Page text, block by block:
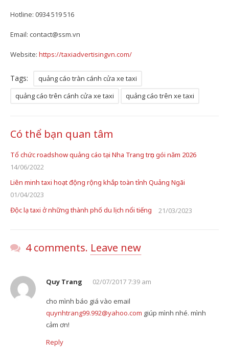
Hotline: 0934 519 516
Email: contact@ssm.vn
Website: https://taxiadvertisingvn.com/
Tags:
quảng cáo tràn cánh cửa xe taxi
quảng cáo trên cánh cửa xe taxi
quảng cáo trên xe taxi
Có thể bạn quan tâm
Tổ chức roadshow quảng cáo tại Nha Trang trọn gói năm 2026
14/06/2022
Liên minh taxi hoạt động rộng khắp toàn tỉnh Quảng Ngãi
01/04/2023
Độc lạ taxi ở những thành phố du lịch nổi tiếng
21/03/2023
4 comments. Leave new
Quy Trang 02/07/2017 7:39 am
cho mình báo giá vào email
quynhtrang99.992@yahoo.com giúp mình nhé. mình
cảm ơn!
Reply